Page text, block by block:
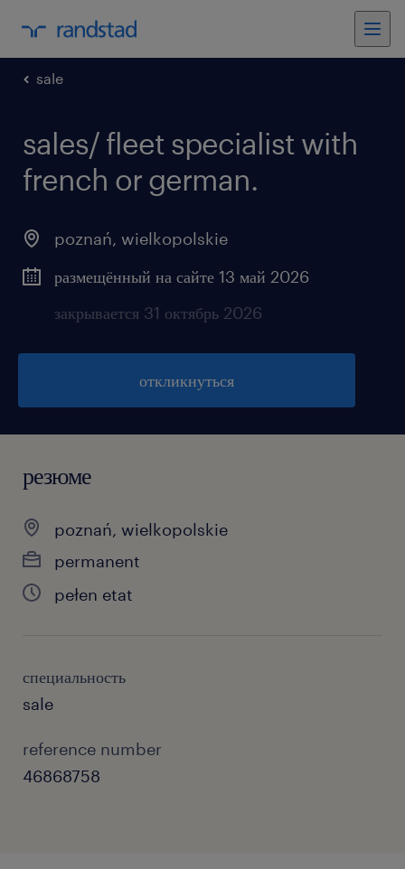
sale
sales/ fleet specialist with
french or german.
poznań, wielkopolskie
размещённый на сайте 13 май 2026
закрывается 31 октябрь 2026
откликнуться
резюме
poznań, wielkopolskie
permanent
pełen etat
специальность
sale
reference number
46868758